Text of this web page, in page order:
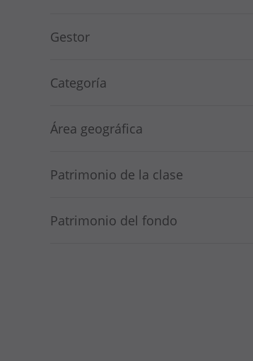
Gestor
Categoría
Área geográfica
Patrimonio de la clase
Patrimonio del fondo